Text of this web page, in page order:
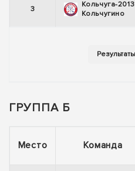
3
Кольчуга-2013
Кольчугино
ГРУППА Б
Место Команда